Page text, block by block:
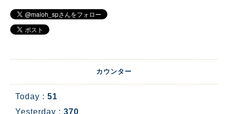
カウンター
Today : 51
Yesterday : 370